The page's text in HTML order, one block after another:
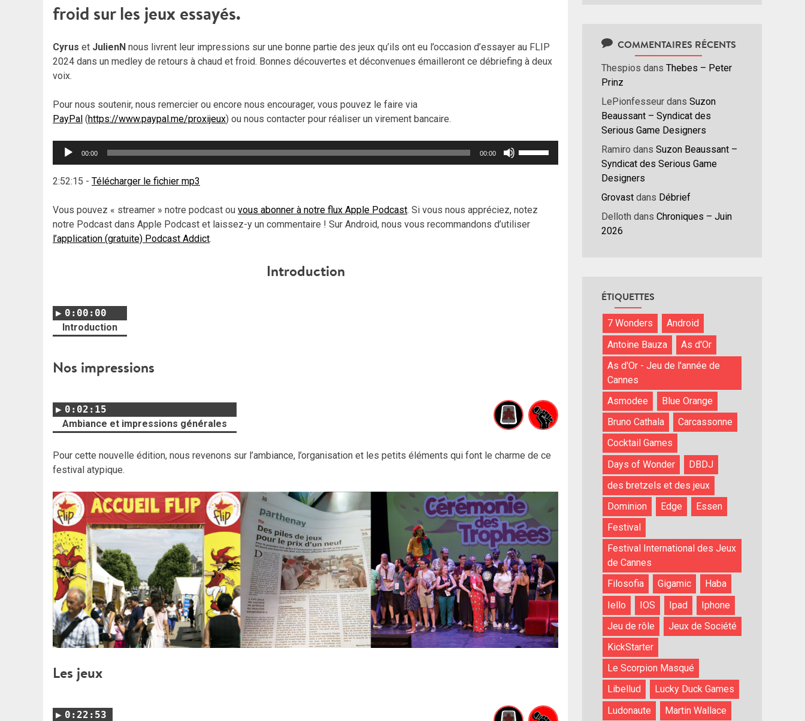
froid sur les jeux essayés.
Cyrus et JulienN nous livrent leur impressions sur une bonne partie des jeux qu’ils ont eu l’occasion d’essayer au FLIP
2024 dans un medley de retours à chaud et froid. Bonnes découvertes et déconvenues émailleront ce débriefing à deux
voix.
Pour nous soutenir, nous remercier ou encore nous encourager, vous pouvez le faire via
PayPal (https://www.paypal.me/proxijeux) ou nous contacter pour réaliser un virement bancaire.
Lecteur
00:00 00:00
pour
2:52:15 - Télécharger le fichier mp3
Vous pouvez « streamer » notre podcast ou vous abonner à notre flux Apple Podcast. Si vous nous appréciez, notez
notre Podcast dans Apple Podcast et laissez-y un commentaire ! Sur Android, nous vous recommandons d’utiliser
l’application (gratuite) Podcast Addict.
Introduction
0:00:00
Introduction
Nos impressions
0:02:15
Ambiance et impressions générales
Pour cette nouvelle édition, nous revenons sur l’ambiance, l’organisation et les petits éléments qui font le charme de ce
festival atypique.
Les jeux
0:22:53
COMMENTAIRES RÉCENTS
Thespios dans Thebes – Peter
Prinz
LePionfesseur dans Suzon
Beaussant – Syndicat des
Serious Game Designers
Ramiro dans Suzon Beaussant –
Syndicat des Serious Game
Designers
Grovast dans Débrief
Delloth dans Chroniques – Juin
2026
ÉTIQUETTES
7 Wonders
Android
Antoine Bauza
As d'Or
As d'Or - Jeu de l'année de
Cannes
Asmodee
Blue Orange
Bruno Cathala
Carcassonne
Cocktail Games
Days of Wonder
DBDJ
des bretzels et des jeux
Dominion
Edge
Essen
Festival
Festival International des Jeux
de Cannes
Filosofia
Gigamic
Haba
Iello
IOS Ipad
Iphone
Jeu de rôle
Jeux de Société
KickStarter
Le Scorpion Masqué
Libellud
Lucky Duck Games
Ludonaute
Martin Wallace